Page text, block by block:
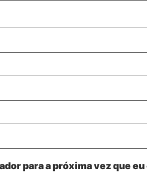
para a próxima vez que